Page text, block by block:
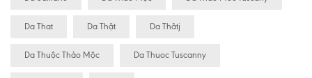
Da That Da Thật Da Thâtj
Da Thuộc Thảo Mộc Da Thuoc Tuscanny